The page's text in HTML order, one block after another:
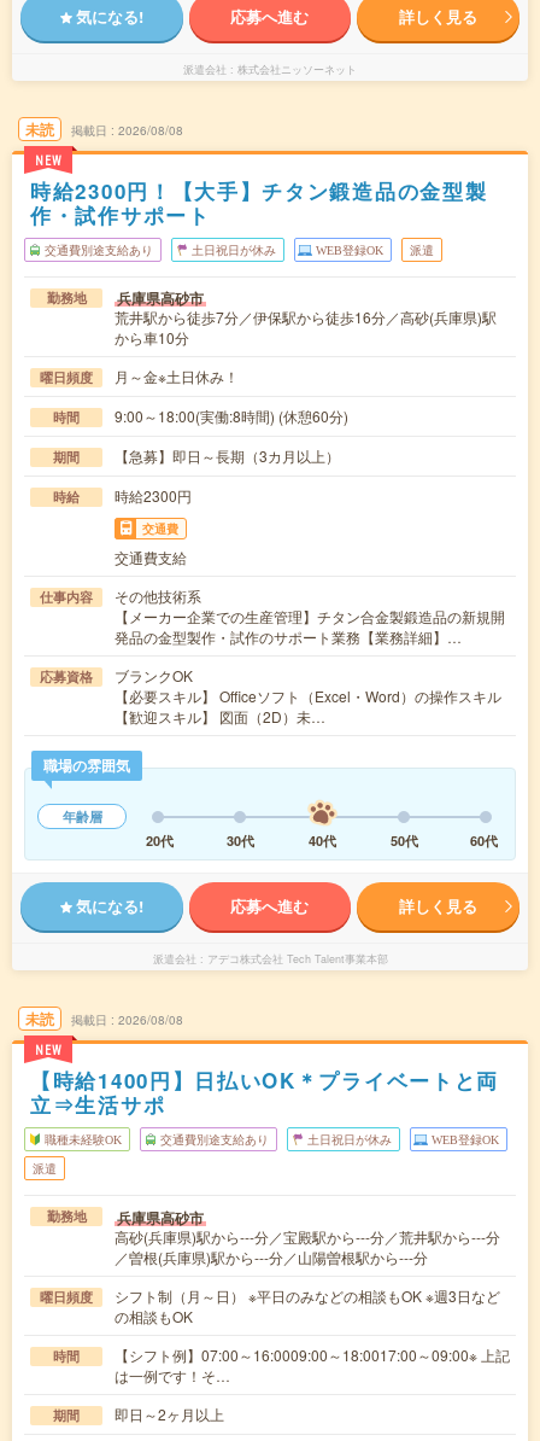
気になる! 応募へ進む 詳しく見る
派遣会社 株式会社ニッソーネット
未読
NEW
掲載日 2026/08/08
時給2300円！【大手】チタン鍛造品の金型製
作・試作サポート
交通費別途支給あり 土日祝日が休み WEB登録OK 派遣
勤務地 兵庫県高砂市
荒井駅から徒歩7分／伊保駅から徒歩16分／高砂(兵庫県)駅
から車10分
曜日頻度 月～金※土日休み！
時間 9:00～18:00(実働:8時間) (休憩60分)
期間 【急募】即日～長期（3カ月以上）
時給 時給2300円
交通費
交通費支給
仕事内容
その他技術系
【メーカー企業での生産管理】チタン合金製鍛造品の新規開
発品の金型製作・試作のサポート業務【業務詳細】…
応募資格
ブランクOK
【必要スキル】 Officeソフト（Excel・Word）の操作スキル
【歓迎スキル】 図面（2D）未…
職場の雰囲気
年齢層
20代
30代 40代 50代 60代
気になる! 応募へ進む 詳しく見る
派遣会社 アデコ株式会社 Tech Talent事業本部
未読
NEW
掲載日 2026/08/08
【時給1400円】日払いOK＊プライベートと両
立⇒生活サポ
職種未経験OK 交通費別途支給あり 土日祝日が休み WEB登録OK
派遣
勤務地 兵庫県高砂市
高砂(兵庫県)駅から---分／宝殿駅から---分／荒井駅から---分
／曽根(兵庫県)駅から---分／山陽曽根駅から---分
曜日頻度
シフト制（月～日） ※平日のみなどの相談もOK ※週3日など
の相談もOK
時間
【シフト例】07:00～16:0009:00～18:0017:00～09:00※ 上記
は一例です！そ…
期間 即日～2ヶ月以上